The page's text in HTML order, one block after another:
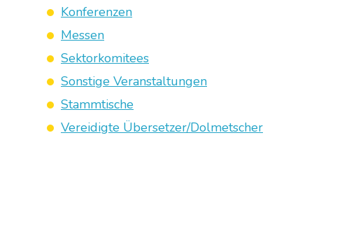
Konferenzen
Messen
Sektorkomitees
Sonstige Veranstaltungen
Stammtische
Vereidigte Übersetzer/Dolmetscher